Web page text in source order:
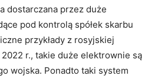
dostarczana przez duże
pod kontrolą spółek skarbu
przykłady z rosyjskiej
r., takie duże elektrownie są
wojska. Ponadto taki system